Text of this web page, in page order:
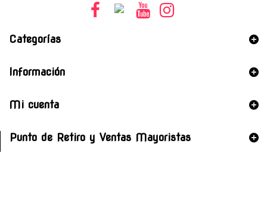
Categorías
Información
Mi cuenta
Punto de Retiro y Ventas Mayoristas